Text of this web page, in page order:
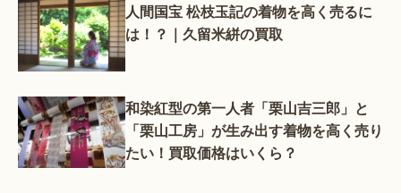
人間国宝 松枝玉記の着物を高く売るに
は！？｜久留米絣の買取
和染紅型の第一人者「栗山吉三郎」と
「栗山工房」が生み出す着物を高く売り
たい！買取価格はいくら？